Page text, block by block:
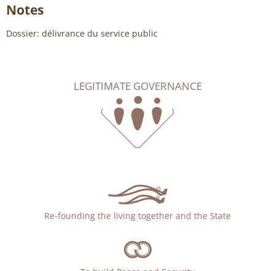
Notes
Dossier: délivrance du service public
LEGITIMATE GOVERNANCE
Re-founding the living together and the State